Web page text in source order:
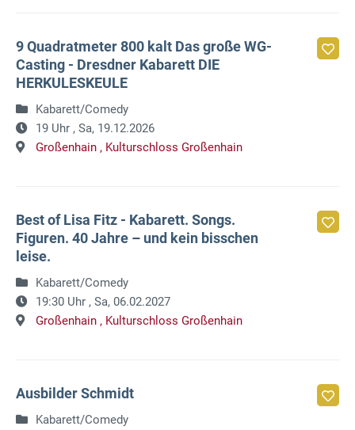
9 Quadratmeter 800 kalt Das große WG-
Casting - Dresdner Kabarett DIE
HERKULESKEULE
Kabarett/Comedy
19 Uhr , Sa, 19.12.2026
Großenhain , Kulturschloss Großenhain
Best of Lisa Fitz - Kabarett. Songs.
Figuren. 40 Jahre – und kein bisschen
leise.
Kabarett/Comedy
19:30 Uhr , Sa, 06.02.2027
Großenhain , Kulturschloss Großenhain
Ausbilder Schmidt
Kabarett/Comedy